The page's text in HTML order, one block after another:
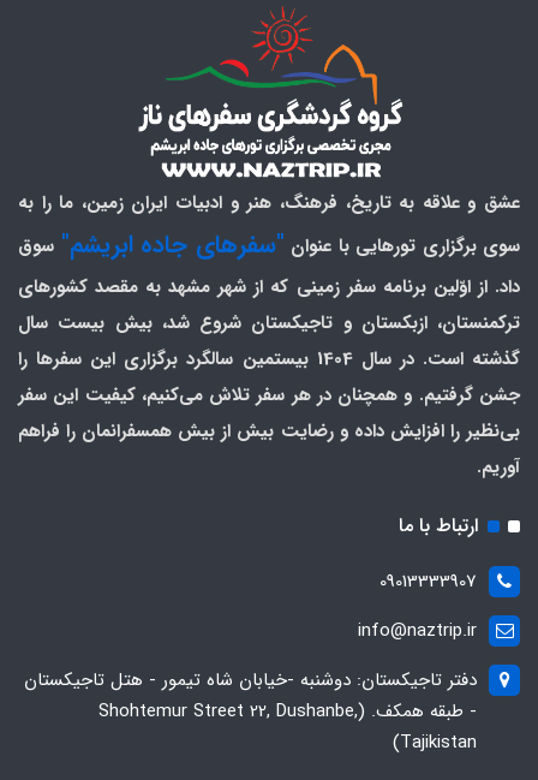
عشق و علاقه به تاریخ، فرهنگ، هنر و ادبیات ایران زمین، ما را به
سوی برگزاری تورهایی با عنوان "سفرهای جاده ابریشم" سوق
داد. از اوّلین برنامه سفر زمینی که از شهر مشهد به مقصد کشورهای
ترکمنستان، ازبکستان و تاجیکستان شروع شد، بیش بیست سال
گذشته است. در سال 1404 بیستمین سالگرد برگزاری این سفرها را
جشن گرفتیم. و همچنان در هر سفر تلاش می‌کنیم، کیفیت این سفر
بی‌نظیر را افزایش داده و رضایت بیش از بیش همسفرانمان را فراهم
آوریم.
ارتباط با ما
09013333907
info@naztrip.ir
دفتر تاجیکستان: دوشنبه -خیابان شاه تیمور - هتل تاجیکستان
- طبقه همکف. (Shohtemur Street 22, Dushanbe,
Tajikistan)